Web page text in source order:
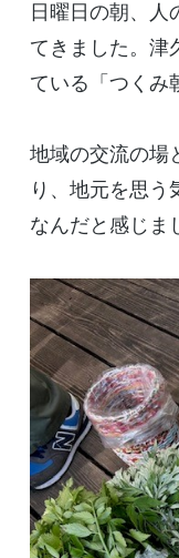
日曜日の朝、人
てきました。津
ている「つくみ
地域の交流の場
り、地元を思う
なんだと感じま